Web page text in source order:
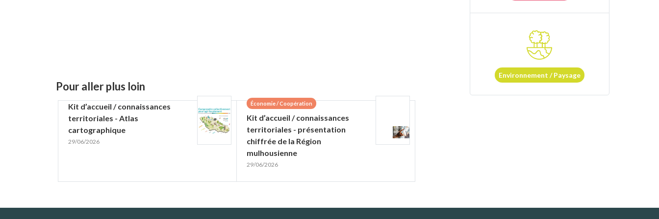
Pour aller plus loin
Kit d’accueil / connaissances
territoriales - Atlas
cartographique
29/06/2026
Économie / Coopération
Kit d’accueil / connaissances
territoriales - présentation
chiffrée de la Région
mulhousienne
29/06/2026
Environnement / Paysage